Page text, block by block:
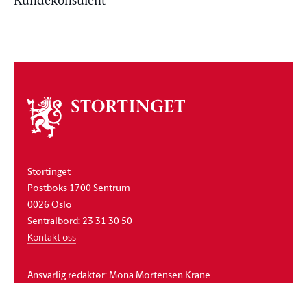
Om
stortinget
Stortinget
Postboks 1700 Sentrum
0026 Oslo
Sentralbord: 23 31 30 50
Kontakt oss
Ansvarlig redaktør: Mona Mortensen Krane